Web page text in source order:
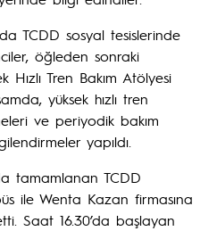
TCDD sosyal tesislerinde
öğleden sonraki
Hızlı Tren Bakım Atölyesi
yüksek hızlı tren
ve periyodik bakım
yapıldı.
tamamlanan TCDD
ile Wenta Kazan firmasına
Saat 16.30’da başlayan